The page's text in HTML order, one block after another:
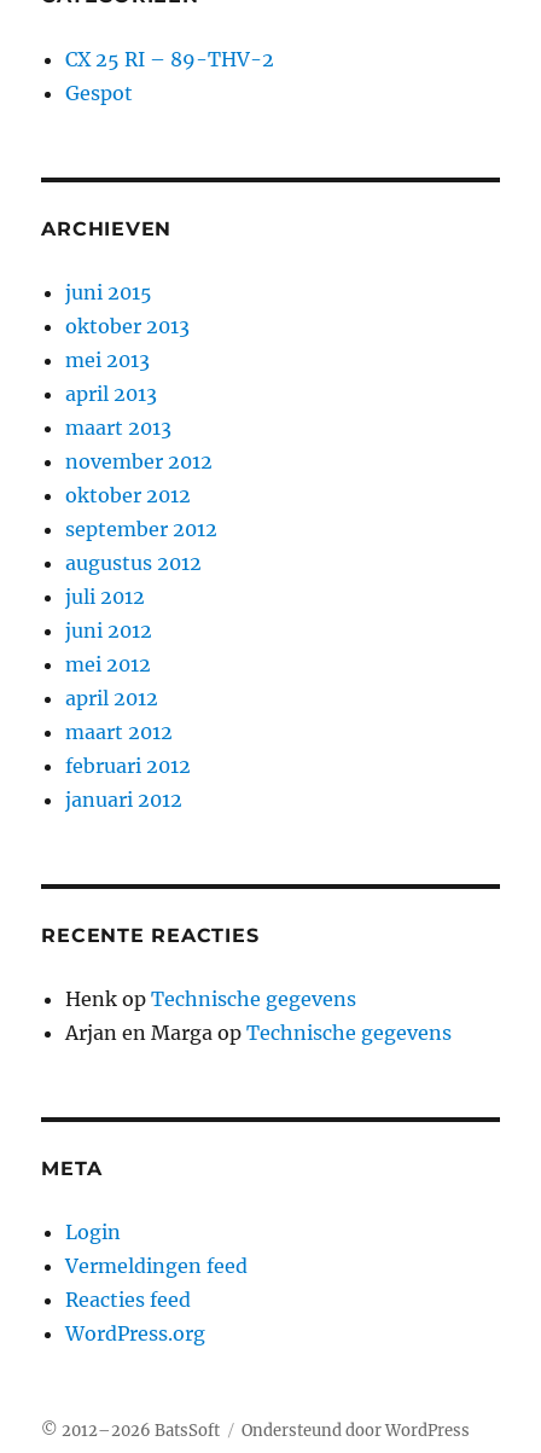
CX 25 RI – 89-THV-2
Gespot
ARCHIEVEN
juni 2015
oktober 2013
mei 2013
april 2013
maart 2013
november 2012
oktober 2012
september 2012
augustus 2012
juli 2012
juni 2012
mei 2012
april 2012
maart 2012
februari 2012
januari 2012
RECENTE REACTIES
Henk opTechnische gegevens
Arjan en Marga opTechnische gegevens
META
Login
Vermeldingen feed
Reacties feed
WordPress.org
© 2012–2026BatsSoft Ondersteund door WordPress